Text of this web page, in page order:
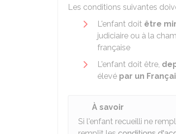
Les conditions suivantes
L'enfant doit être
judiciaire ou à la
française
L'enfant doit être,
élevé par un
À savoir
Si l'enfant recueilli ne